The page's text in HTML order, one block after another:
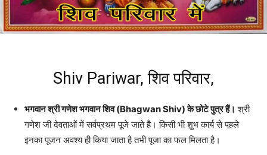
Shiv Pariwar, शिव परिवार,
भगवान श्री गणेश भगवान शिव (Bhagwan Shiv) के छोटे पुत्र हैं। श्री
गणेश जी देवताओं में सर्वप्रथम पूजे जाते है। किसी भी शुभ कार्य से पहले
इनका पूजन अवश्य ही किया जाता है तभी पूजा का फल मिलता है।